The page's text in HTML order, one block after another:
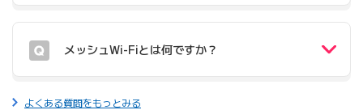
メッシュWi-Fiとは何ですか？
よくある質問をもっとみる